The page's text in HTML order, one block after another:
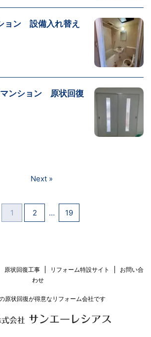
ョン 設備入れ替え
マンション 原状回復
1 2 … 19
Next »
原状回復工事 リフォーム特設サイト
お問い合
わせ
原状回復が得意なリフォーム会社です